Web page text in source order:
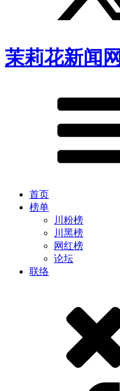
茉莉花新闻网
首页
榜单
川粉榜
川黑榜
网红榜
论坛
联络